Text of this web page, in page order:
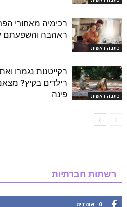
כתבה ראשית
הכימיה מאחורי
האהבה והשפעתם
כתבה ראשית
הקייטנות נגמרו
הילדים בקיץ?
פינה
רשתות חברתיות
0 אוהדים